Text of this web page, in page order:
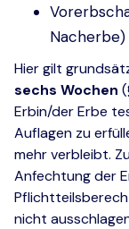
Nacherbe)
Hier gilt
sechs Wochen
Erbin/der Erbe
Auflagen zu
mehr verbleibt.
Anfechtung der
nicht